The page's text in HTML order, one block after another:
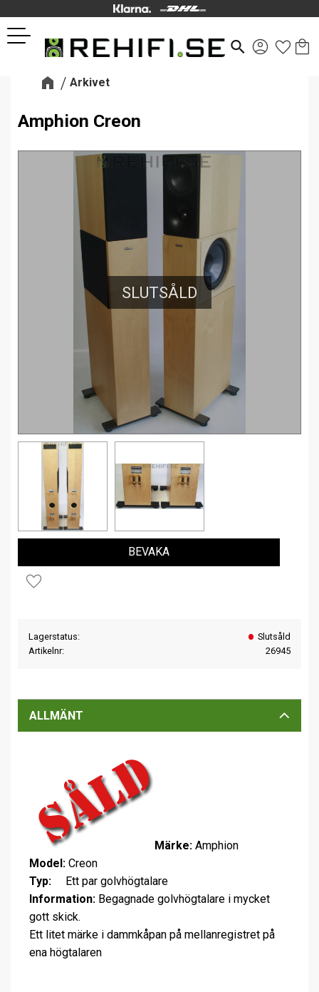
Meny
search
Arkivet
Amphion Creon
SLUTSÅLD
Lägg till i favoriter
BEVAKA
Lagerstatus
Slutsåld
Artikelnr
26945
ALLMÄNT
Märke: Amphion
Model: Creon
Typ: Ett par golvhögtalare
Information: Begagnade golvhögtalare i mycket
gott skick.
Ett litet märke i dammkåpan på mellanregistret på
ena högtalaren